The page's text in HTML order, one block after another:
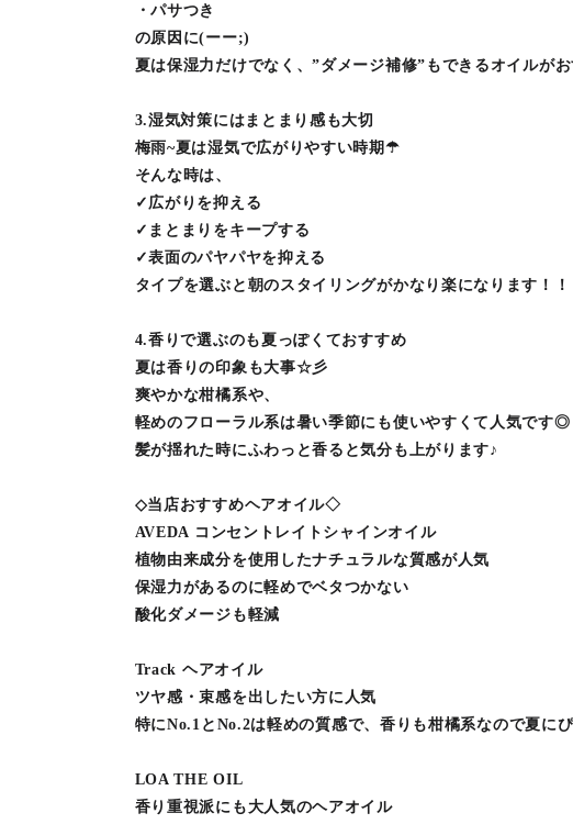
・パサつき
の原因に(ーー;)
夏は保湿力だけでなく、”ダメージ補修”もできるオイルがお
3.湿気対策にはまとまり感も大切
梅雨~夏は湿気で広がりやすい時期☂
そんな時は、
✓広がりを抑える
✓まとまりをキープする
✓表面のパヤパヤを抑える
タイプを選ぶと朝のスタイリングがかなり楽になります！！
4.香りで選ぶのも夏っぽくておすすめ
夏は香りの印象も大事☆彡
爽やかな柑橘系や、
軽めのフローラル系は暑い季節にも使いやすくて人気です◎
髪が揺れた時にふわっと香ると気分も上がります♪
◇当店おすすめヘアオイル◇
AVEDA コンセントレイトシャインオイル
植物由来成分を使用したナチュラルな質感が人気
保湿力があるのに軽めでベタつかない
酸化ダメージも軽減
Track ヘアオイル
ツヤ感・束感を出したい方に人気
特にNo.1とNo.2は軽めの質感で、香りも柑橘系なので夏に
LOA THE OIL
香り重視派にも大人気のヘアオイル